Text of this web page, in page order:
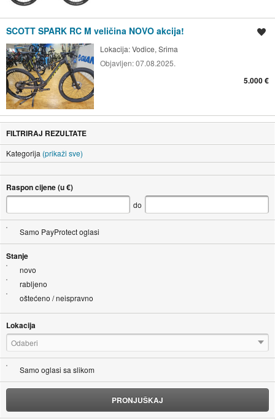
SCOTT SPARK RC M veličina NOVO akcija!
Lokacija:Vodice, Srima
Objavljen:07.08.2025.
5.000 €
FILTRIRAJ REZULTATE
Kategorija (prikaži sve)
Raspon cijene (u €)
do
Samo PayProtect oglasi
Stanje
novo
rabljeno
oštećeno / neispravno
Lokacija
Odaberi
Samo oglasi sa slikom
PRONJUŠKAJ